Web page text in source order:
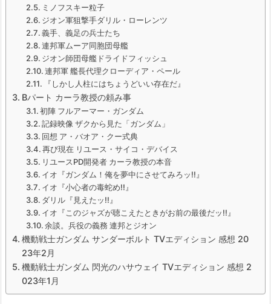
ミノフスキー粒子
ジオン軍狙撃手ダリル・ローレンツ
義手、義足の兵士たち
連邦軍ムーア同胞団母艦
ジオン師団母艦ドライドフィッシュ
連邦軍 艦長代理クローディア・ペール
『しかし人柱にはちょうどいい存在だ』
Bパート カーラ教授の頼み事
初陣 フルアーマー・ガンダム
記録映像 ザクから見た「ガンダム」
回想 ア・バオア・クー式典
再び現在 リユース・サイコ・デバイス
リユースPD開発者 カーラ教授の本音
イオ『ガンダム！俺を夢中にさせてみろッ!!』
イオ『小心者の毒蛇め!!』
ダリル『見えたッ!!』
イオ『このジャズが聴こえたときがお前の最後だッ!!』
余談。兵役の義務 連邦とジオン
機動戦士ガンダム サンダーボルト TVエディション 感想 20
23年2月
機動戦士ガンダム 閃光のハサウェイ TVエディション 感想 2
023年1月